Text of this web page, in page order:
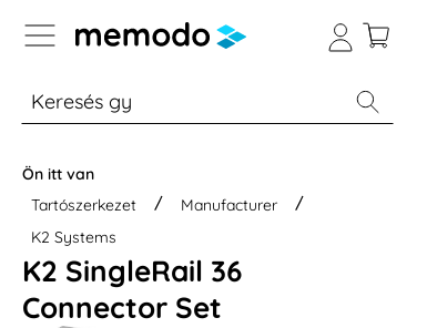
to B2B platform navigation
% Akció Otthoni energiatárolók
Ön itt van
Tartószerkezet
Manufacturer
K2 Systems
K2 SingleRail 36
Connector Set